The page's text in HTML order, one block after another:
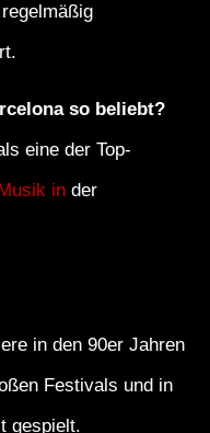
so beliebt?
eine der Top-
in der
in den 90er Jahren
Festivals und in
gespielt.